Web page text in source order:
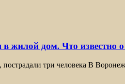
жилой дом. Что известно
три человека В